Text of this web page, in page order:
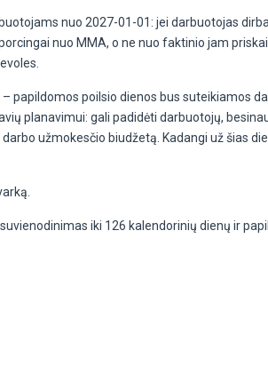
nuo 2027-01-01: jei darbuotojas
nuo MMA, o ne nuo faktinio jam
poilsio dienos bus suteikiamos
planavimui: gali padidėti darbuotojų,
užmokesčio biudžetą. Kadangi už šias
iki 126 kalendorinių dienų ir